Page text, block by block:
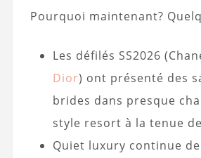
Pourquoi maintenant?
Les défilés SS2026
Dior) ont présenté des
brides dans presque
style resort à la tenue
Quiet luxury continue